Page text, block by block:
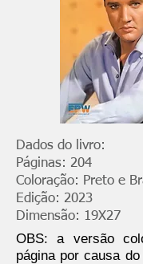
Dados do livro:
Páginas: 204
Coloração: Preto e
Edição: 2023
Dimensão: 19X27
OBS: a versão
página por causa